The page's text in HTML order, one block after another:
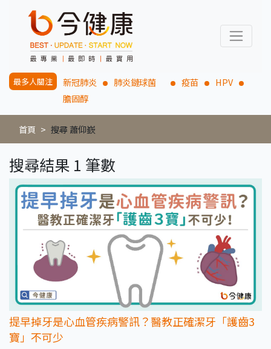
最多人關注 新冠肺炎 肺炎鏈球菌 疫苗
HPV
膽固醇
首頁 搜尋 蕭仰嶔
搜尋結果 1 筆數
提早掉牙是心血管疾病警訊？醫教正確潔牙「護齒3
寶」不可少